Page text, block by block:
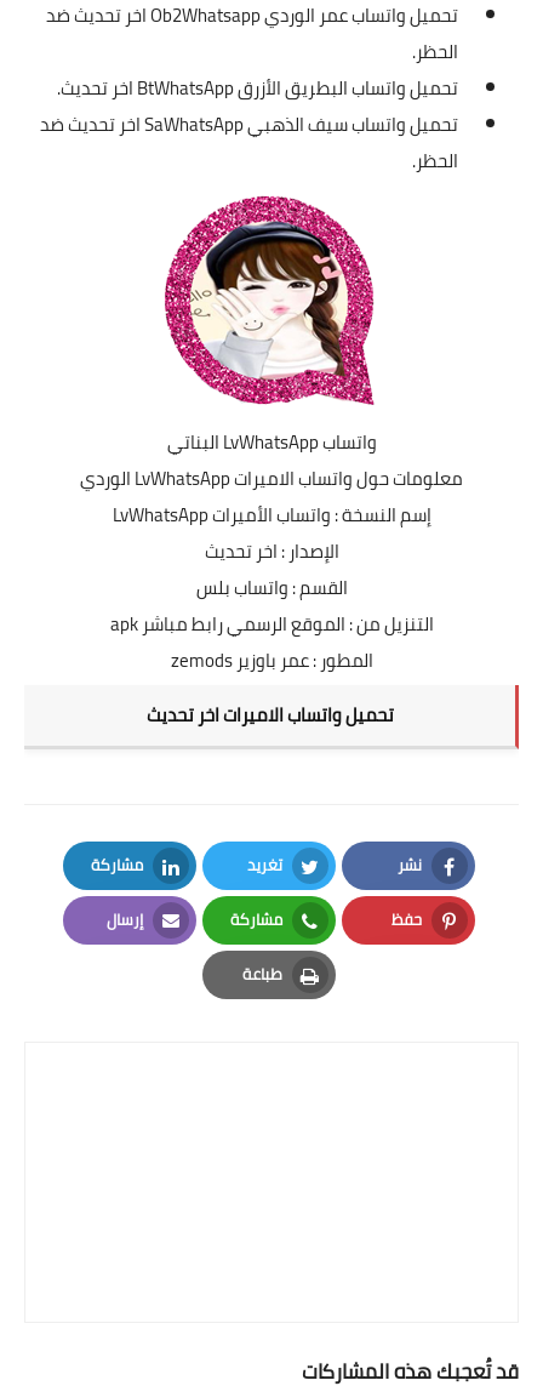
تحميل واتساب عمر الوردي Ob2Whatsapp اخر تحديث ضد
الحظر.
تحميل واتساب البطريق الأزرق BtWhatsApp اخر تحديث
.
تحميل واتساب سيف الذهبي SaWhatsApp اخر تحديث ضد
الحظر.
واتساب LvWhatsApp البناتي
معلومات حول واتساب الاميرات LvWhatsApp الوردي
إسم النسخة : واتساب الأميرات LvWhatsApp
الإصدار : اخر تحديث
القسم : واتساب بلس
التنزيل من : الموقع الرسمي رابط مباشر apk
المطور : عمر باوزير zemods
تحميل واتساب الاميرات اخر تحديث
نشر
Facebook
تغريد
Twitter
مشاركة
LinkedIn
حفظ
Pinterest
مشاركة
Whatsapp
إرسال
Email
طباعة
Print
قد تُعجبك هذه المشاركات